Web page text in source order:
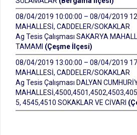
08/04/2019 10:00:00 – 08/04/2019
MAHALLESİ, CADDELER/SOKAKLAR
Ag Tesis Çalışması SAKARYA
TAMAMI (Çeşme İlçesi)
08/04/2019 13:00:00 – 08/04/2019
MAHALLESİ, CADDELER/SOKAKLAR
Ag Tesis Çalışması DALYAN
5, 4545,4510 SOKAKLAR VE CİVARI